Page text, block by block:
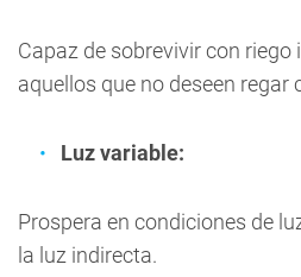
Capaz de sobrevivir con riego
aquellos que no deseen regar
Luz variable:
Prospera en condiciones de
la luz indirecta.